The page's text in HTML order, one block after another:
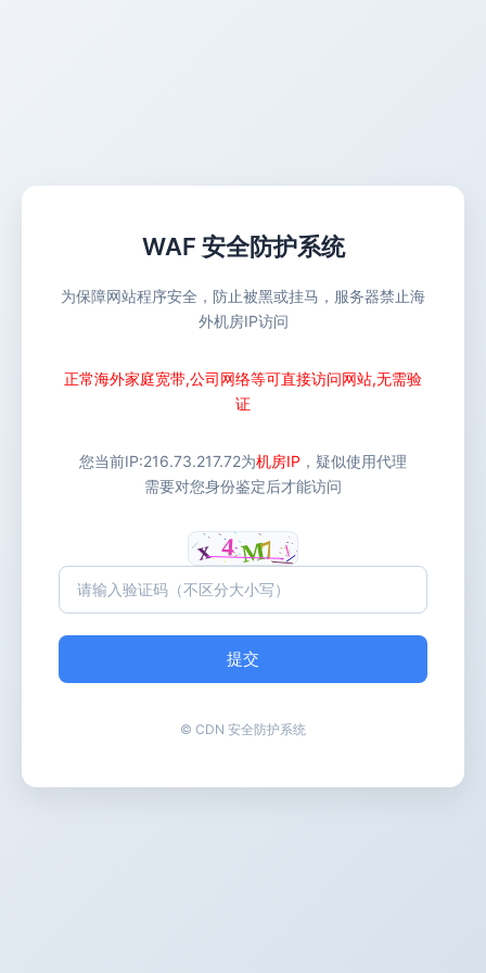
WAF 安全防护系统
为保障网站程序安全，防止被黑或挂马，服务器禁止海
外机房IP访问
正常海外家庭宽带,公司网络等可直接访问网站,无需验
证
您当前IP:216.73.217.72为机房IP ，疑似使用代理
需要对您身份鉴定后才能访问
提交
© CDN 安全防护系统